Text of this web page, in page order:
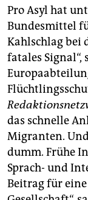
Pro Asyl hat
Bundesmittel
Kahlschlag bei
fatales Signal“,
das schnelle
Migranten.
dumm. Frühe
Sprach- und
Beitrag für